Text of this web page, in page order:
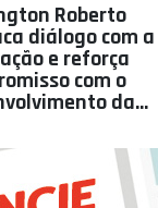
Roberto
diálogo com a
e reforça
com o
da